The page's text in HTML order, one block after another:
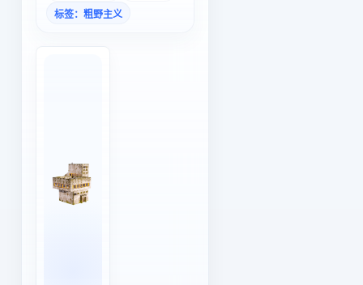
标签：粗野主义